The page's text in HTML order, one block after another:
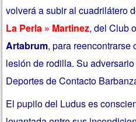
volverá a subir al cuadrilátero
La Perla » Martinez, del Club
Artabrum, para reencontrarse
lesión de rodilla. Su
Deportes de Contacto
El pupilo del Ludus es